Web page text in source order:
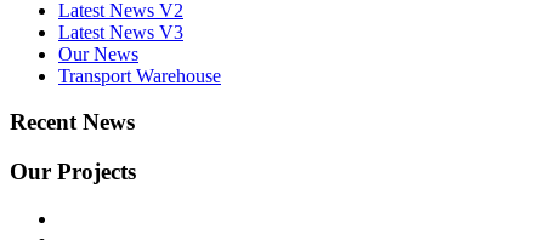
Latest News V2
Latest News V3
Our News
Transport Warehouse
Recent News
Our Projects